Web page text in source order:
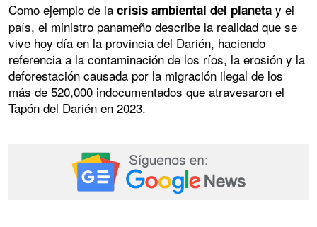
Como ejemplo de la crisis ambiental del planeta y el
país, el ministro panameño describe la realidad que se
vive hoy día en la provincia del Darién, haciendo
referencia a la contaminación de los ríos, la erosión y la
deforestación causada por la migración ilegal de los
más de 520,000 indocumentados que atravesaron el
Tapón del Darién en 2023.